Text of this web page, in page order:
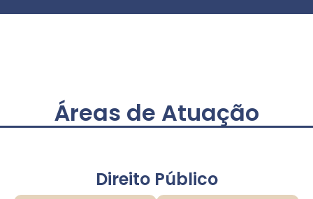
Áreas de Atuação
Direito Público